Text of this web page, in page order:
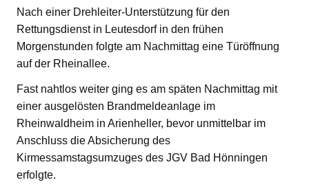
Nach einer Drehleiter-Unterstützung für den
Rettungsdienst in Leutesdorf in den frühen
Morgenstunden folgte am Nachmittag eine Türöffnung
auf der Rheinallee.
Fast nahtlos weiter ging es am späten Nachmittag mit
einer ausgelösten Brandmeldeanlage im
Rheinwaldheim in Arienheller, bevor unmittelbar im
Anschluss die Absicherung des
Kirmessamstagsumzuges des JGV Bad Hönningen
erfolgte.